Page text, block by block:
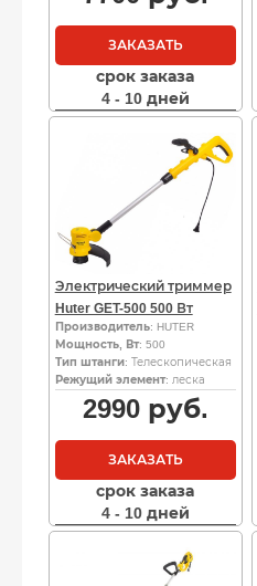
ЗАКАЗАТЬ
срок заказа
4 - 10 дней
Электрический триммер
Huter GET-500 500 Вт
Производитель: HUTER
Мощность, Вт: 500
Тип штанги: Телескопическая
Режущий элемент: леска
2990руб.
ЗАКАЗАТЬ
срок заказа
4 - 10 дней